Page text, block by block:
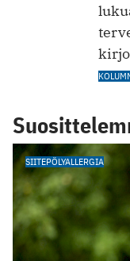
SIITEPÖLYALLERGIA